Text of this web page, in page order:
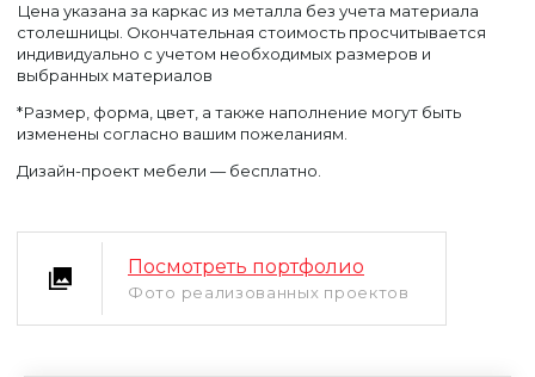
Цена указана за каркас из металла без учета материала
столешницы. Окончательная стоимость просчитывается
индивидуально с учетом необходимых размеров и
выбранных материалов
*Размер, форма, цвет, а также наполнение могут быть
изменены согласно вашим пожеланиям.
Дизайн-проект мебели — бесплатно.
Посмотреть портфолио
Фото реализованных проектов